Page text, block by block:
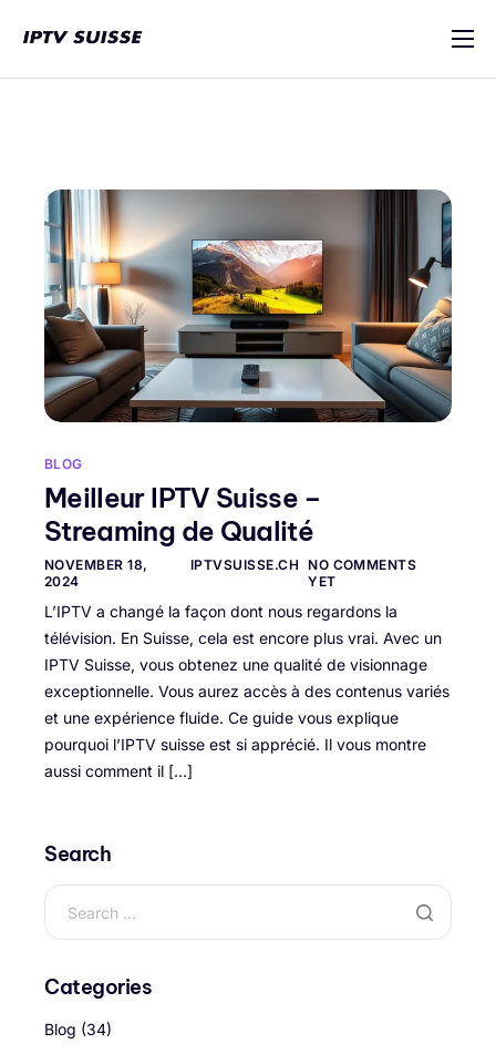
IPTV Suisse
Blog
Contact
BLOG
Meilleur IPTV Suisse –
Streaming de Qualité
NOVEMBER 18,
2024
IPTVSUISSE.CH
NO COMMENTS
YET
L’IPTV a changé la façon dont nous regardons la
télévision. En Suisse, cela est encore plus vrai. Avec un
IPTV Suisse, vous obtenez une qualité de visionnage
exceptionnelle. Vous aurez accès à des contenus variés
et une expérience fluide. Ce guide vous explique
pourquoi l’IPTV suisse est si apprécié. Il vous montre
aussi comment il […]
Search
Categories
Blog (34)